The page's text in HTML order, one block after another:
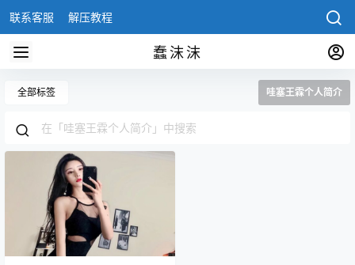
联系客服 解压教程
蠢沫沫
全部标签 哇塞王霖个人简介